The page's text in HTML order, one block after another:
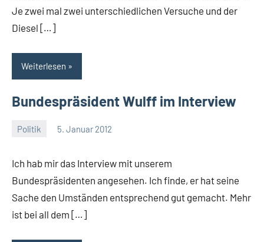
Je zwei mal zwei unterschiedlichen Versuche und der
Diesel […]
Weiterlesen
Bundespräsident Wulff im Interview
Politik 5. Januar 2012
Ich hab mir das Interview mit unserem
Bundespräsidenten angesehen. Ich finde, er hat seine
Sache den Umständen entsprechend gut gemacht. Mehr
ist bei all dem […]